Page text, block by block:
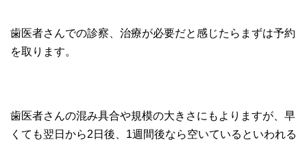
歯医者さんでの診察、治療が必要だと感じたらまずは予約
を取ります。
歯医者さんの混み具合や規模の大きさにもよりますが、早
くても翌日から2日後、1週間後なら空いているといわれる